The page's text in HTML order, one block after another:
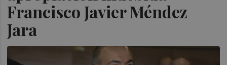
Francisco Javier Méndez
Jara